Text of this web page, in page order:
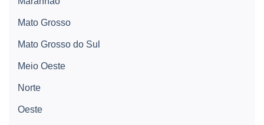
Mato Grosso
Mato Grosso do Sul
Meio Oeste
Norte
Oeste